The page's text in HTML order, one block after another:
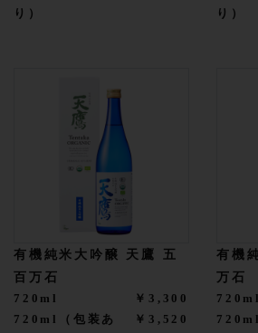
り）
り）
有機純米大吟醸 天鷹 五
百万石
720ml
￥3,300
720ml（包装あ
￥3,520
有機
万石
720ml